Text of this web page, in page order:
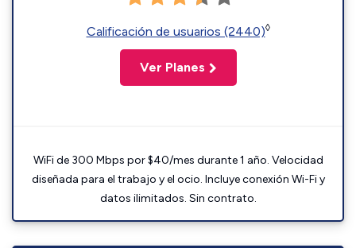
Calificación de usuarios (2440)◊
Ver Planes
WiFi de 300 Mbps por $40/mes durante 1 año. Velocidad
diseñada para el trabajo y el ocio. Incluye conexión Wi-Fi y
datos ilimitados. Sin contrato.